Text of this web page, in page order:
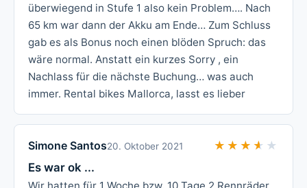
überwiegend in Stufe 1 also kein Problem…. Nach
65 km war dann der Akku am Ende… Zum Schluss
gab es als Bonus noch einen blöden Spruch: das
wäre normal. Anstatt ein kurzes Sorry , ein
Nachlass für die nächste Buchung… was auch
immer. Rental bikes Mallorca, lasst es lieber
Simone Santos20. Oktober 2021 ★★★★★
★★★★★
Es war ok ...